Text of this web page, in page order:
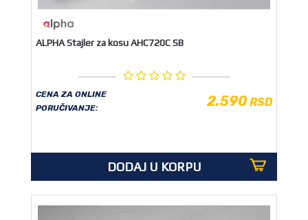
ALPHA Stajler za kosu AHC720C SB
CENA ZA ONLINE
PORUČIVANJE:
2.590RSD
DODAJ U KORPU